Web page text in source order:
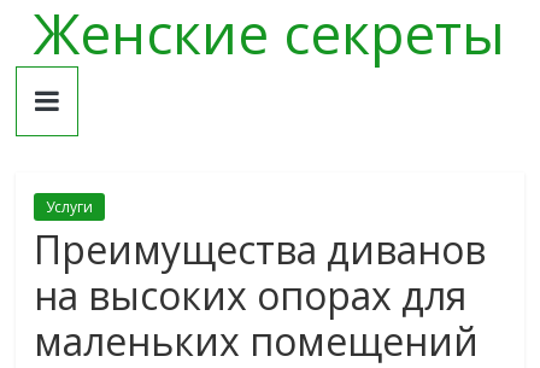
Skip
content
Женские секреты
Услуги
Преимущества диванов
на высоких опорах для
маленьких помещений